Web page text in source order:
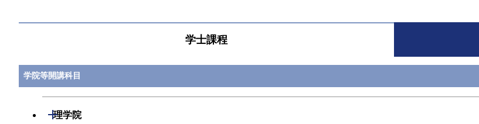
学士課程
学院等開講科目
理学院
開閉